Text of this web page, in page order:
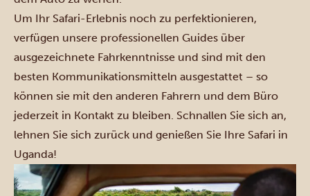
Um Ihr Safari-Erlebnis noch zu perfektionieren,
verfügen unsere professionellen Guides über
ausgezeichnete Fahrkenntnisse und sind mit den
besten Kommunikationsmitteln ausgestattet – so
können sie mit den anderen Fahrern und dem Büro
jederzeit in Kontakt zu bleiben. Schnallen Sie sich an,
lehnen Sie sich zurück und genießen Sie Ihre Safari in
Uganda!